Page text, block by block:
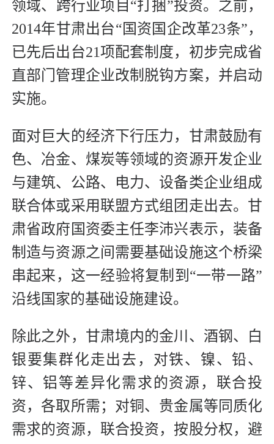
领域、跨行业项目“打捆”投资。之前，
2014年甘肃出台“国资国企改革23条”，
已先后出台21项配套制度，初步完成省
直部门管理企业改制脱钩方案，并启动
实施。
面对巨大的经济下行压力，甘肃鼓励有
色、冶金、煤炭等领域的资源开发企业
与建筑、公路、电力、设备类企业组成
联合体或采用联盟方式组团走出去。甘
肃省政府国资委主任李沛兴表示，装备
制造与资源之间需要基础设施这个桥梁
串起来，这一经验将复制到“一带一路”
沿线国家的基础设施建设。
除此之外，甘肃境内的金川、酒钢、白
银要集群化走出去，对铁、镍、铅、
锌、铝等差异化需求的资源，联合投
资，各取所需；对铜、贵金属等同质化
需求的资源，联合投资，按股分权，避